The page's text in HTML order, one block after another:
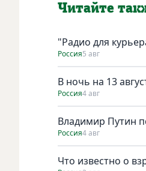
Читайте
"Радио для
Россия5 авг
В ночь на 13
Россия4 авг
Владимир Путин
Россия4 авг
Что известно о